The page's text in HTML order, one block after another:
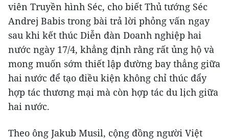
viên Truyền hình Séc, cho biết Thủ tướng Séc
Andrej Babis trong bài trả lời phỏng vấn ngay
sau khi kết thúc Diễn đàn Doanh nghiệp hai
nước ngày 17/4, khẳng định rằng rất ủng hộ và
mong muốn sớm thiết lập đường bay thẳng giữa
hai nước để tạo điều kiện không chỉ thúc đẩy
hợp tác thương mại mà còn hợp tác du lịch giữa
hai nước.
Theo ông Jakub Musil, cộng đồng người Việt